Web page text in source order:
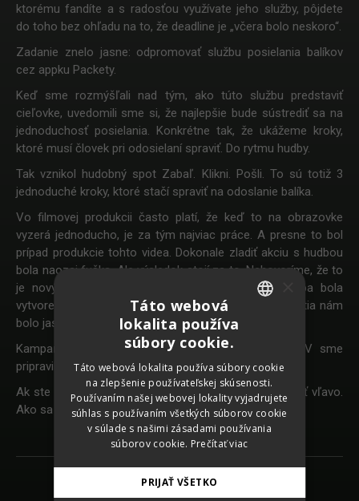
ktorému fandíte a s radosťou využívate jeho služby, pôjdete
do toho bez ohľadu na to, že deadline je „včera bolo neskoro“.
Zadanie znelo jasne: odpromovať službu posielania balíkov
cez appku Packety.
Keď sme rozmýšľali nad tým, ako túto službu predstaviť
cieľovke, uvedomili sme si, že najlepšie bude sústrediť sa na
jednoduchosť posielania. Konkrétne tak, že ukážeme kroky,
ktoré musí človek pri odosielaní spraviť. Do rytmu hudby.
Tak vznikol hudobný spot Zabaľ. Klikni. Pošli. To sú totiž 3
jednoduché kroky, ktoré stačí spraviť na odoslanie balíka.
Vo filmovej produkcii často platí, že keď to na obrazovke
vyzerá jednoducho, je za tým najviac práce. A presne to bol
prípad produkcie tohto videa. Dokonale zladiť akciu s hudbou
bola naozaj fuška. Ale výsledok stojí za to. Nehovoríme, že to
je nový Baby Driver, ale tesne. Mimochodom, hudba bola
vytvorená špeciálne pre tento spot, a od prvého počutia nám
bolo jasné, že to bude namotávka.
Kampaň beží od októbra prevažne v online. Pre TV sme
pripravili skrátenú, sponzorskú verziu.
Ak ste náš spot pre Packetu ešte nevideli, stačí kliknúť vľavo.
Ako sa vám páči? Tiež vám ostala hudba v hlave?
Späť na zoznam prác
GERMAN
ENGLISH
Táto webová
lokalita používa
súbory cookie.
Táto webová lokalita používa súbory cookie
na zlepšenie používateľskej skúsenosti.
Používaním našej webovej lokality vyjadrujete
súhlas s používaním všetkých súborov cookie
v súlade s našimi zásadami používania
súborov cookie. Prečítať viac
PRIJAŤ VŠETKO